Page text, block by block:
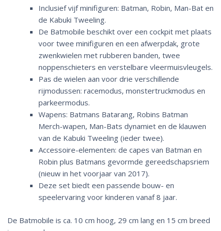
Inclusief vijf minifiguren: Batman, Robin, Man-Bat en
de Kabuki Tweeling.
De Batmobile beschikt over een cockpit met plaats
voor twee minifiguren en een afwerpdak, grote
zwenkwielen met rubberen banden, twee
noppenschieters en verstelbare vleermuisvleugels.
Pas de wielen aan voor drie verschillende
rijmodussen: racemodus, monstertruckmodus en
parkeermodus.
Wapens: Batmans Batarang, Robins Batman
Merch-wapen, Man-Bats dynamiet en de klauwen
van de Kabuki Tweeling (ieder twee).
Accessoire-elementen: de capes van Batman en
Robin plus Batmans gevormde gereedschapsriem
(nieuw in het voorjaar van 2017).
Deze set biedt een passende bouw- en
speelervaring voor kinderen vanaf 8 jaar.
De Batmobile is ca. 10 cm hoog, 29 cm lang en 15 cm breed